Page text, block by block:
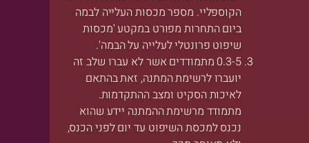
הקוספליי. מספר מכסות העלייה לבמה
ביום התחרות מפורט במקטע 'מכסות
שיפוט פרונטלי לעלייה על הבמה'.
3-5 מתמודדים אשר לא עברו שלב זה
יועברו לרשימת המתנה, זאת בהתאם
לאיכות הסקיט ומצב ההתקדמות.
מתמודד מרשימת ההמתנה יידע שהוא
נכנס למכסת השיפוט עד יום לפני הכנס,